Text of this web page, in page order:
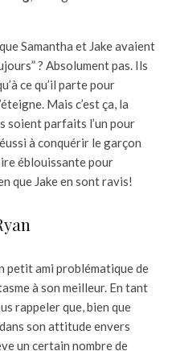
Samantha et Jake avaient
? Absolument pas. Ils
ce qu’il parte pour
Mais c’est ça, la
soient parfaits l’un pour
à conquérir le garçon
éblouissante pour
que Jake en sont ravis!
petit ami problématique de
à son meilleur. En tant
rappeler que, bien que
son attitude envers
un certain nombre de